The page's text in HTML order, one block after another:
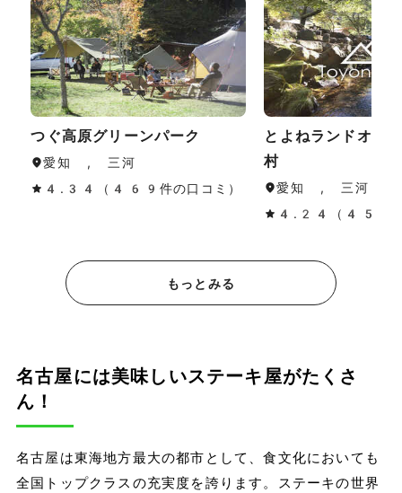
つぐ高原グリーンパーク
愛知 , 三河
4.34（469件の口コミ）
とよねランドオー
村
愛知 , 三河
4.24（45件の
もっとみる
名古屋には美味しいステーキ屋がたくさ
ん！
名古屋は東海地方最大の都市として、食文化においても
全国トップクラスの充実度を誇ります。ステーキの世界